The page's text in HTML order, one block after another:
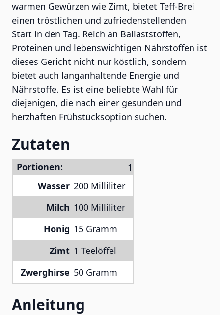
warmen Gewürzen wie Zimt, bietet Teff-Brei
einen tröstlichen und zufriedenstellenden
Start in den Tag. Reich an Ballaststoffen,
Proteinen und lebenswichtigen Nährstoffen ist
dieses Gericht nicht nur köstlich, sondern
bietet auch langanhaltende Energie und
Nährstoffe. Es ist eine beliebte Wahl für
diejenigen, die nach einer gesunden und
herzhaften Frühstücksoption suchen.
Zutaten
Portionen:
Wasser 200 Milliliter
Milch 100 Milliliter
Honig 15 Gramm
Zimt 1 Teelöffel
Zwerghirse 50 Gramm
Anleitung